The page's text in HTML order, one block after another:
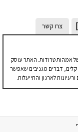
צרו קשר
אמהות טרודות. האתר עוסק
קלים, דברים מגניבים שאפשר
לארגון והתייעלות.